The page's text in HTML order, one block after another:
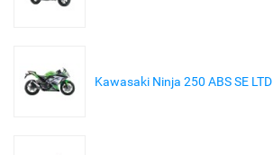
Kawasaki Ninja 250 ABS SE LTD